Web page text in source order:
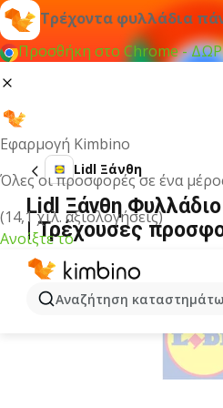
Τρέχοντα φυλλάδια
Προσθήκη στο Chrome -
Εφαρμογή Kimbino
Όλες οι προσφορές σε ένα
(14,1 χιλ. αξιολογήσεις)
Ανοίξτε το
Αναζήτηση
Lidl Ξάνθη
Lidl Ξάνθη
| Τρέχουσες